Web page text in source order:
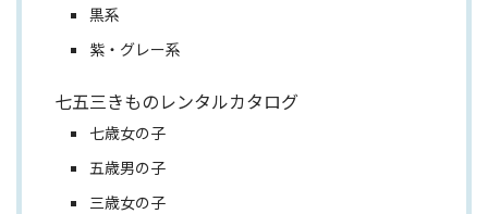
黒系
紫・グレー系
七五三きものレンタルカタログ
七歳女の子
五歳男の子
三歳女の子